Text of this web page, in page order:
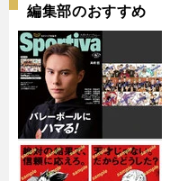
編集部のおすすめ